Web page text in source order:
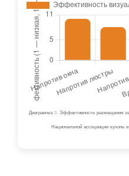
Диаграмма 3. Эффективность размещения
Национальной ассоциации кухонь